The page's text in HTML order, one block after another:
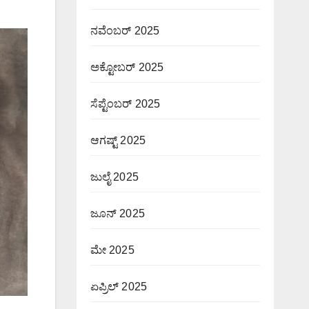
ನವೆಂಬರ್ 2025
ಅಕ್ಟೋಬರ್ 2025
ಸೆಪ್ಟೆಂಬರ್ 2025
ಆಗಷ್ಟ್ 2025
ಜುಲೈ 2025
ಜೂನ್ 2025
ಮೇ 2025
ಏಪ್ರಿಲ್ 2025